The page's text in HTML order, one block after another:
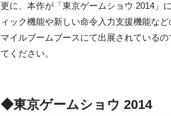
更に、本作が「東京ゲームショウ 2014」
ィック機能や新しい命令入力支援機能な
マイルブームブースにて出展されている
てください。
◆東京ゲームショウ 2014